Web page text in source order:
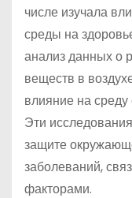
числе изучала
среды на
анализ данных о
веществ в
влияние на
Эти
защите
заболеваний,
факторами.